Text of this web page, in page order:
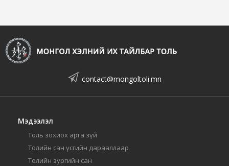
contact@mongoltoli.mn
Мэдээлэл
Толь зохиох арга зүй
Толийн сан үсгийн дарааллаар
Толийн зургийн сан